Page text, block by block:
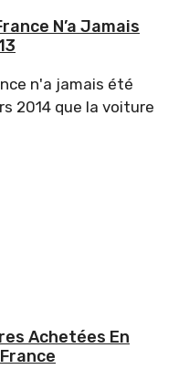
N’a Jamais
n'a jamais été
2014 que la voiture
Achetées En